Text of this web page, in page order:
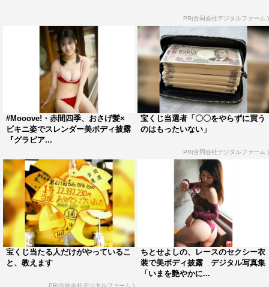
PR(合同会社デジタルファーム )
#Mooove!・赤間四季、おさげ髪×
ビキニ姿でスレンダー美ボディ披露
『グラビア...
宝くじ当選者「〇〇をやらずに買う
のはもったいない」
PR(合同会社デジタルファーム )
宝くじ当たる人だけがやっているこ
と、教えます
PR(合同会社デジタルファーム )
ちとせよしの、レースのセクシー衣
装で美ボディ披露 デジタル写真集
「いまを艶やかに...